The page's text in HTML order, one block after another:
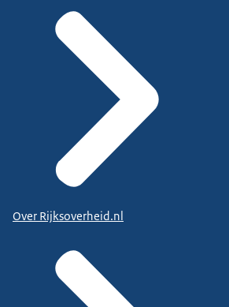
Over Rijksoverheid.nl